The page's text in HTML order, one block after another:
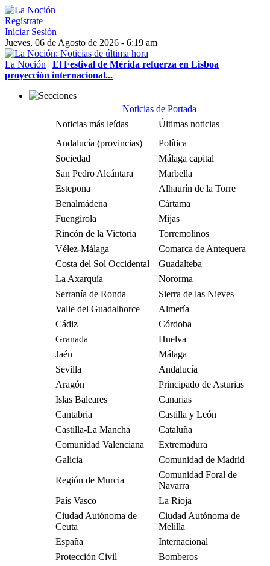
Regístrate
Iniciar Sesión
Jueves, 06 de Agosto de 2026 - 6:19 am
La Noción | El Festival de Mérida refuerza en Lisboa
proyección internacional...
Noticias de Portada
Noticias más leídas
Últimas noticias
Andalucía (provincias)
Política
Sociedad
Málaga capital
San Pedro Alcántara
Marbella
Estepona
Alhaurín de la Torre
Benalmádena
Cártama
Fuengirola
Mijas
Rincón de la Victoria
Torremolinos
Vélez-Málaga
Comarca de Antequera
Costa del Sol Occidental
Guadalteba
La Axarquía
Nororma
Serranía de Ronda
Sierra de las Nieves
Valle del Guadalhorce
Almería
Cádiz
Córdoba
Granada
Huelva
Jaén
Málaga
Sevilla
Andalucía
Aragón
Principado de Asturias
Islas Baleares
Canarias
Cantabria
Castilla y León
Castilla-La Mancha
Cataluña
Comunidad Valenciana
Extremadura
Galicia
Comunidad de Madrid
Región de Murcia
Comunidad Foral de
Navarra
País Vasco
La Rioja
Ciudad Autónoma de
Ceuta
Ciudad Autónoma de
Melilla
España
Internacional
Protección Civil
Bomberos